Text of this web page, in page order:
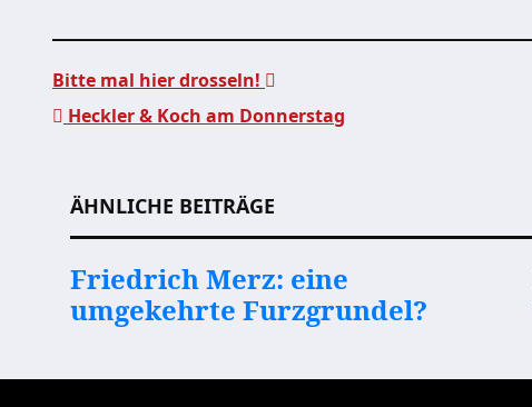
Bitte mal hier drosseln!
Heckler & Koch am Donnerstag
ÄHNLICHE BEITRÄGE
Friedrich Merz: eine
umgekehrte Furzgrundel?